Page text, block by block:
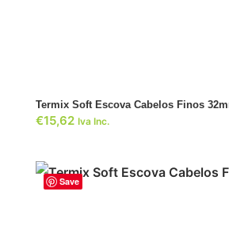
Termix Soft Escova Cabelos Finos
€15,62 Iva Inc.
Save